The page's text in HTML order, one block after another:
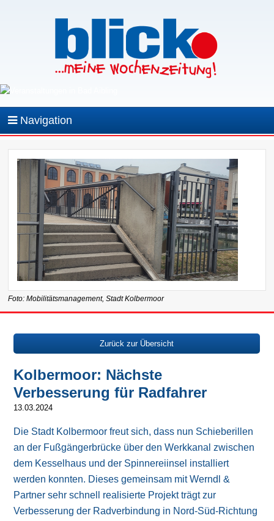
Navigation
Foto: Mobilitätsmanagement, Stadt Kolbermoor
Zurück zur Übersicht
Kolbermoor: Nächste
Verbesserung für Radfahrer
13.03.2024
Die Stadt Kolbermoor freut sich, dass nun Schieberillen
an der Fußgängerbrücke über den Werkkanal zwischen
dem Kesselhaus und der Spinnereiinsel installiert
werden konnten. Dieses gemeinsam mit Werndl &
Partner sehr schnell realisierte Projekt trägt zur
Verbesserung der Radverbindung in Nord-Süd-Richtung